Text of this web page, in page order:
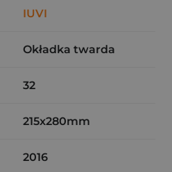
IUVI
Okładka twarda
32
215x280mm
2016